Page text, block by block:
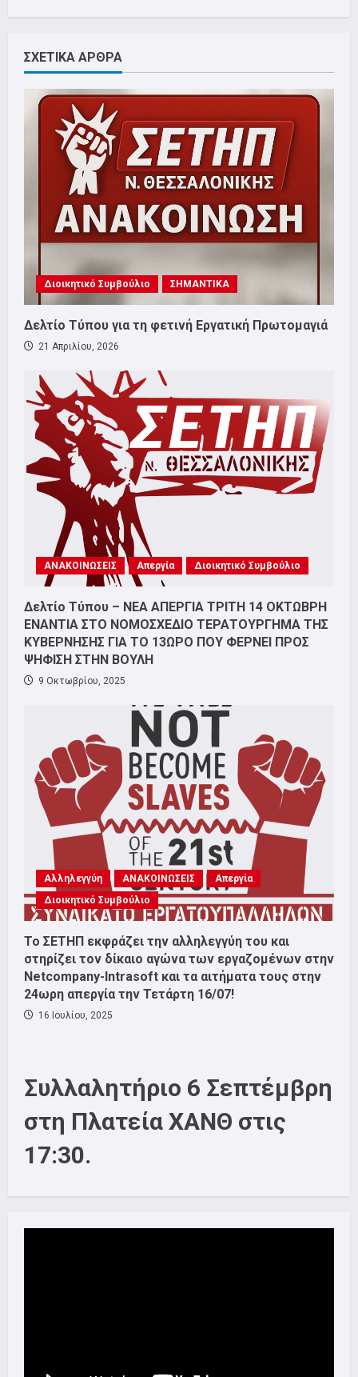
ΣΧΕΤΙΚΑ ΑΡΘΡΑ
Διοικητικό Συμβούλιο ΣΗΜΑΝΤΙΚΑ
Δελτίο Τύπου για τη φετινή Εργατική Πρωτομαγιά
21 Απριλίου, 2026
ΑΝΑΚΟΙΝΩΣΕΙΣ Απεργία Διοικητικό Συμβούλιο
Δελτίο Τύπου – ΝΕΑ ΑΠΕΡΓΙΑ ΤΡΙΤΗ 14 ΟΚΤΩΒΡΗ
ΕΝΑΝΤΙΑ ΣΤΟ ΝΟΜΟΣΧΕΔΙΟ ΤΕΡΑΤΟΥΡΓΗΜΑ ΤΗΣ
ΚΥΒΕΡΝΗΣΗΣ ΓΙΑ ΤΟ 13ΩΡΟ ΠΟΥ ΦΕΡΝΕΙ ΠΡΟΣ
ΨΗΦΙΣΗ ΣΤΗΝ ΒΟΥΛΗ
9 Οκτωβρίου, 2025
Αλληλεγγύη ΑΝΑΚΟΙΝΩΣΕΙΣ
Απεργία
Διοικητικό Συμβούλιο
Το ΣΕΤΗΠ εκφράζει την αλληλεγγύη του και
στηρίζει τον δίκαιο αγώνα των εργαζομένων στην
Netcompany-Intrasoft και τα αιτήματα τους στην
24ωρη απεργία την Τετάρτη 16/07!
16 Ιουλίου, 2025
Συλλαλητήριο 6 Σεπτέμβρη
στη Πλατεία ΧΑΝΘ στις
17:30.